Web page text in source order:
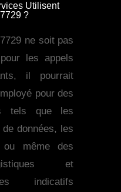
Utilisent
?
ne soit pas
les appels
il pourrait
pour des
tels que les
données, les
ou même des
et
indicatifs